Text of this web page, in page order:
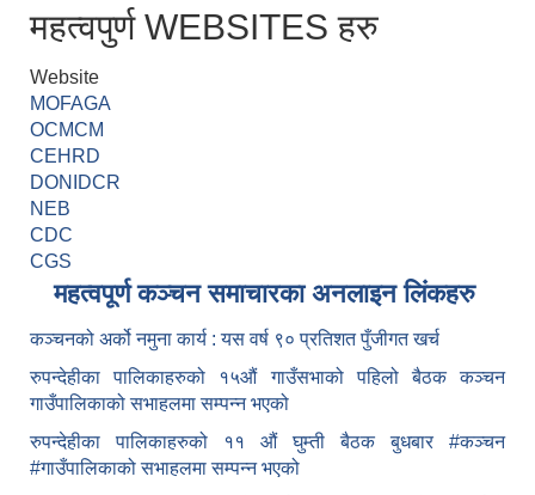
महत्वपुर्ण WEBSITES हरु
Website
MOFAGA
OCMCM
CEHRD
DONIDCR
NEB
CDC
CGS
महत्वपूर्ण कञ्चन समाचारका अनलाइन लिंकहरु
कञ्चनको अर्को नमुना कार्य : यस वर्ष ९० प्रतिशत पुँजीगत खर्च
रुपन्देहीका पालिकाहरुको १५औं गाउँसभाको पहिलो बैठक कञ्चन
गाउँपालिकाको सभाहलमा सम्पन्न भएको
रुपन्देहीका पालिकाहरुको ११ औं घुम्ती बैठक बुधबार #कञ्चन
#गाउँपालिकाको सभाहलमा सम्पन्न भएको